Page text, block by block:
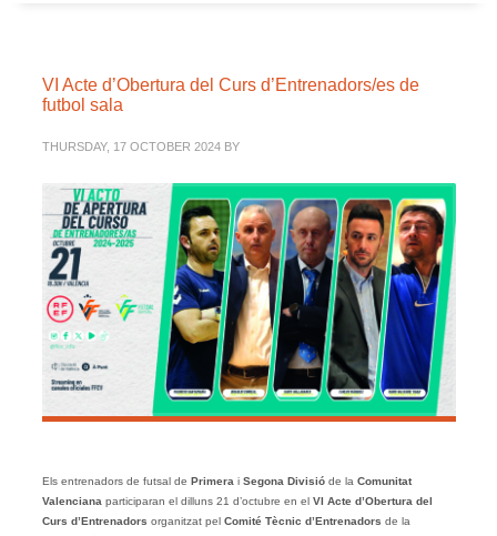
VI Acte d’Obertura del Curs d’Entrenadors/es de
futbol sala
THURSDAY, 17 OCTOBER 2024 BY
Els entrenadors de futsal de Primera i Segona Divisióde la Comunitat
Valenciana participaran el dilluns 21 d’octubre en el VI Acte d’Obertura del
Curs d’Entrenadors organitzat pel Comité Tècnic d’Entrenadors de la